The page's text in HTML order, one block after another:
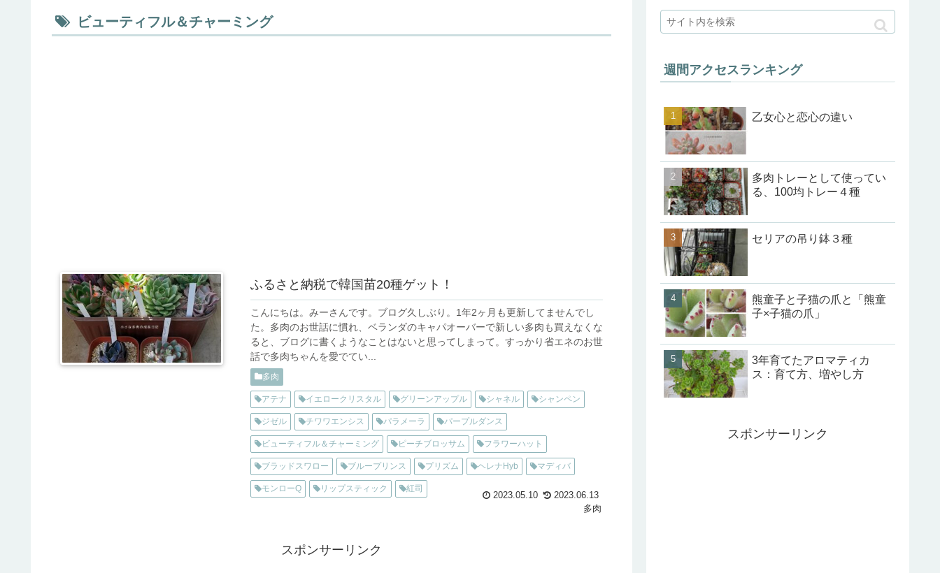
ビューティフル＆チャーミング
ふるさと納税で韓国苗20種ゲット！
こんにちは。みーさんです。ブログ久しぶり。1年2ヶ月も更新してませんでし
た。多肉のお世話に慣れ、ベランダのキャパオーバーで新しい多肉も買えなくな
ると、ブログに書くようなことはないと思ってしまって。すっかり省エネのお世
話で多肉ちゃんを愛でてい...
2023.05.10
2023.06.13
多肉
多肉
アテナ イエロークリスタル グリーンアップル シャネル シャンペン
ジゼル チワワエンシス パラメーラ パープルダンス
ビューティフル＆チャーミング ピーチブロッサム フラワーハット
ブラッドスワロー ブループリンス プリズム ヘレナHyb マディバ
モンローQ リップスティック 紅司
スポンサーリンク
週間アクセスランキング
乙女心と恋心の違い
多肉トレーとして使ってい
る、100均トレー４種
セリアの吊り鉢３種
熊童子と子猫の爪と「熊童
子×子猫の爪」
3年育てたアロマティカ
ス：育て方、増やし方
スポンサーリンク